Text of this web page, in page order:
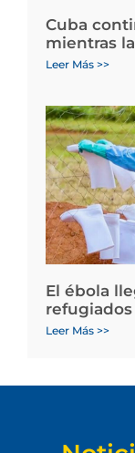
Cuba
mientras
Leer Más >>
El ébola
refugiados
Leer Más >>